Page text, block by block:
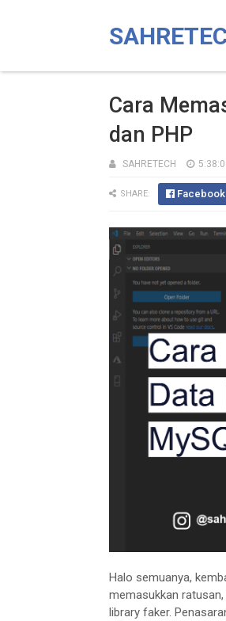
Cara
dan PHP
SAHRETECH
SHARE: Facebook
Halo semuanya,
memasukkan
library faker.